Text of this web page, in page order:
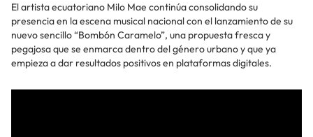
El artista ecuatoriano Milo Mae continúa consolidando su
presencia en la escena musical nacional con el lanzamiento de su
nuevo sencillo “Bombón Caramelo”, una propuesta fresca y
pegajosa que se enmarca dentro del género urbano y que ya
empieza a dar resultados positivos en plataformas digitales.